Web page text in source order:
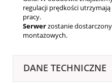
regulacji prędkości
pracy.
Serwerzostanie
montażowych.
DANE TECHNICZNE